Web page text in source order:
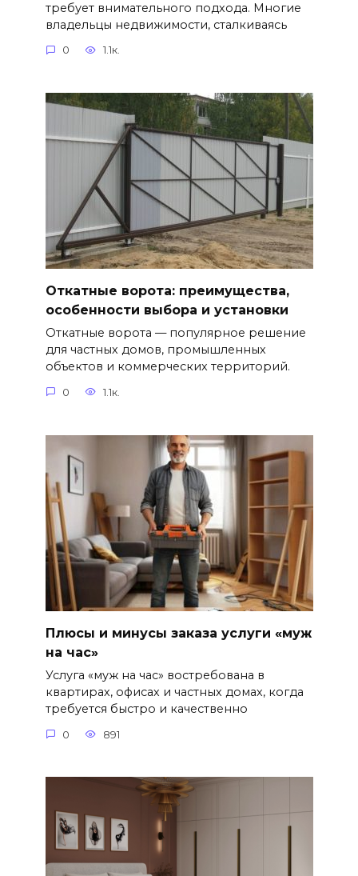
требует внимательного подхода. Многие
владельцы недвижимости, сталкиваясь
0 1.1к.
Откатные ворота: преимущества,
особенности выбора и установки
Откатные ворота — популярное решение
для частных домов, промышленных
объектов и коммерческих территорий.
0 1.1к.
Плюсы и минусы заказа услуги «муж
на час»
Услуга «муж на час» востребована в
квартирах, офисах и частных домах, когда
требуется быстро и качественно
0 891